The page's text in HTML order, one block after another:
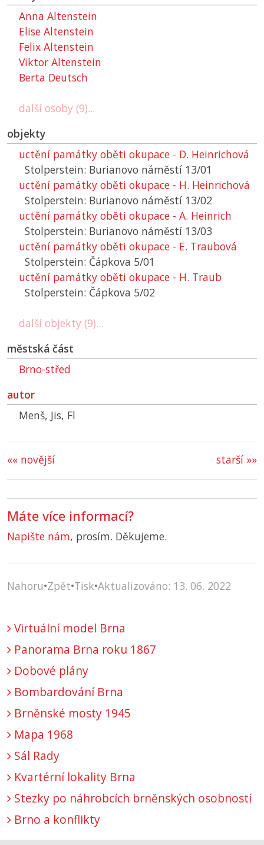
Anna Altenstein
Elise Altenstein
Felix Altenstein
Viktor Altenstein
Berta Deutsch
další osoby (9)...
objekty
uctění památky oběti okupace - D. Heinrichová
Stolperstein: Burianovo náměstí 13/01
uctění památky oběti okupace - H. Heinrichová
Stolperstein: Burianovo náměstí 13/02
uctění památky oběti okupace - A. Heinrich
Stolperstein: Burianovo náměstí 13/03
uctění památky oběti okupace - E. Traubová
Stolperstein: Čápkova 5/01
uctění památky oběti okupace - H. Traub
Stolperstein: Čápkova 5/02
další objekty (9)...
městská část
Brno-střed
autor
Menš, Jis, Fl
starší »»
«« novější
Máte více informací?
Napište nám, prosím. Děkujeme.
Nahoru•Zpět•Tisk•Aktualizováno: 13. 06. 2022
Virtuální model Brna
Panorama Brna roku 1867
Dobové plány
Bombardování Brna
Brněnské mosty 1945
Mapa 1968
Sál Rady
Kvartérní lokality Brna
Stezky po náhrobcích brněnských osobností
Brno a konflikty